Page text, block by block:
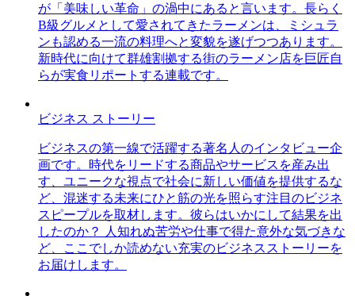
が「美味しい革命」の渦中にあると言います。長らく
B級グルメとして愛されてきたラーメンは、ミシュラ
ンも認める一流の料理へと変貌を遂げつつあります。
新時代に向けて群雄割拠する街のラーメン店を巨匠自
らが実食リポートする連載です。
ビジネス ストーリー
ビジネスの第一線で活躍する著名人のインタビュー企
画です。時代をリードする商品やサービスを産み出
す、ユニークな視点で社会に新しい価値を提供するな
ど、混迷する未来にひと筋の光を照らす注目のビジネ
スピープルを取材します。彼らはいかにして結果を出
したのか？ 人知れぬ苦労や仕事で得た意外な気づきな
ど、ここでしか読めない充実のビジネスストーリーを
お届けします。